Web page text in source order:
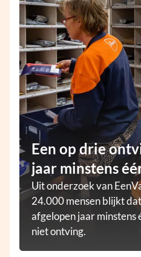
Een op drie
jaar minstens
Uit onderzoek van
24.000 mensen blijkt
afgelopen jaar minstens
niet ontving.